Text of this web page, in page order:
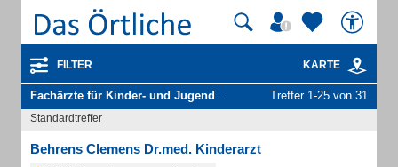
FILTER KARTE
Fachärzte für Kinder- und Jugendmedizin in Hannover
Treffer 1-25 von 31
Standardtreffer
Behrens Clemens Dr.med. Kinderarzt